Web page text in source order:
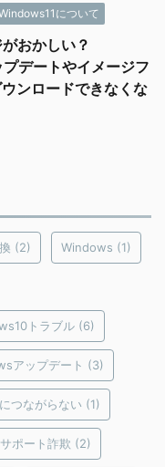
について
おかしい？
デートやイメージフ
ンロードできなくな
(2) Windows (1)
トラブル (6)
アップデート (3)
つながらない (1)
サポート詐欺 (2)